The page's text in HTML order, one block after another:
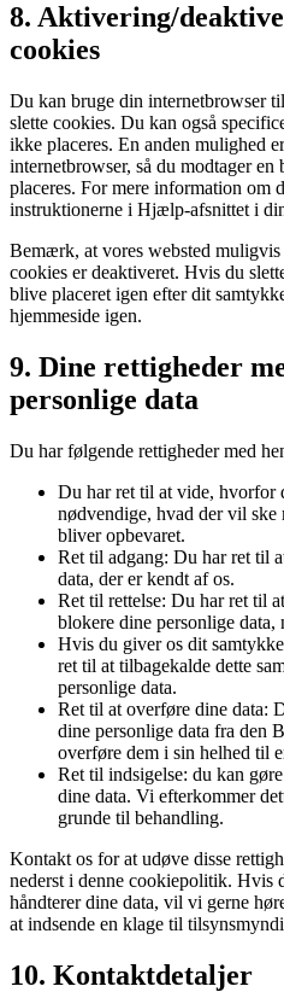
8. Aktivering/
cookies
Du kan bruge din internetbrowser
slette cookies. Du kan også
ikke placeres. En anden mulighed
internetbrowser, så du modtager
placeres. For mere information om
instruktionerne i Hjælp-afsnittet i
Bemærk, at vores websted
cookies er deaktiveret. Hvis du
blive placeret igen efter dit
hjemmeside igen.
9. Dine rettigheder
personlige data
Du har følgende rettigheder med
Du har ret til at vide, hvorfor
nødvendige, hvad der vil
bliver opbevaret.
Ret til adgang: Du har ret til
data, der er kendt af os.
Ret til rettelse: Du har ret til
blokere dine personlige data,
Hvis du giver os dit
ret til at tilbagekalde dette
personlige data.
Ret til at overføre dine data:
dine personlige data fra den
overføre dem i sin helhed til
Ret til indsigelse: du kan
​​dine data. Vi efterkommer
grunde til behandling.
Kontakt os for at udøve disse
nederst i denne cookiepolitik. Hvis
håndterer dine data, vil vi gerne
at indsende en klage til
10. Kontaktdetaljer